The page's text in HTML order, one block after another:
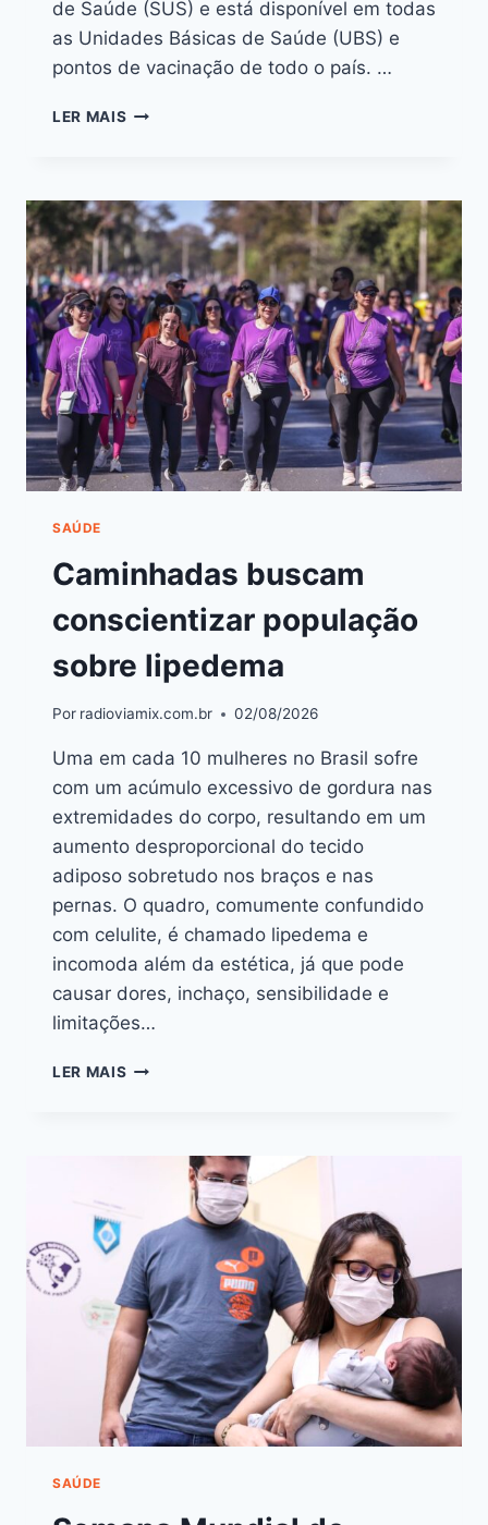
de Saúde (SUS) e está disponível em todas
as Unidades Básicas de Saúde (UBS) e
pontos de vacinação de todo o país. …
LER MAIS
SAÚDE
Caminhadas buscam
conscientizar população
sobre lipedema
Por radioviamix.com.br 02/08/2026
Uma em cada 10 mulheres no Brasil sofre
com um acúmulo excessivo de gordura nas
extremidades do corpo, resultando em um
aumento desproporcional do tecido
adiposo sobretudo nos braços e nas
pernas. O quadro, comumente confundido
com celulite, é chamado lipedema e
incomoda além da estética, já que pode
causar dores, inchaço, sensibilidade e
limitações…
LER MAIS
SAÚDE